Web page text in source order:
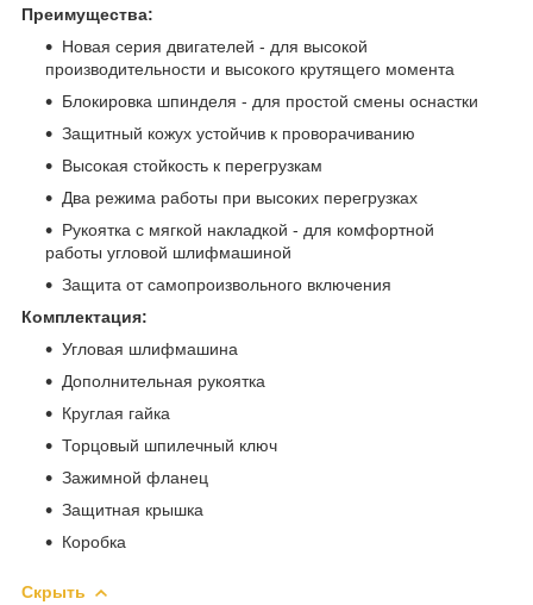
Преимущества:
Новая серия двигателей - для высокой
производительности и высокого крутящего момента
Блокировка шпинделя - для простой смены оснастки
Защитный кожух устойчив к проворачиванию
Высокая стойкость к перегрузкам
Два режима работы при высоких перегрузках
Рукоятка с мягкой накладкой - для комфортной
работы угловой шлифмашиной
Защита от самопроизвольного включения
Комплектация:
Угловая шлифмашина
Дополнительная рукоятка
Круглая гайка
Торцовый шпилечный ключ
Зажимной фланец
Защитная крышка
Коробка
Скрыть